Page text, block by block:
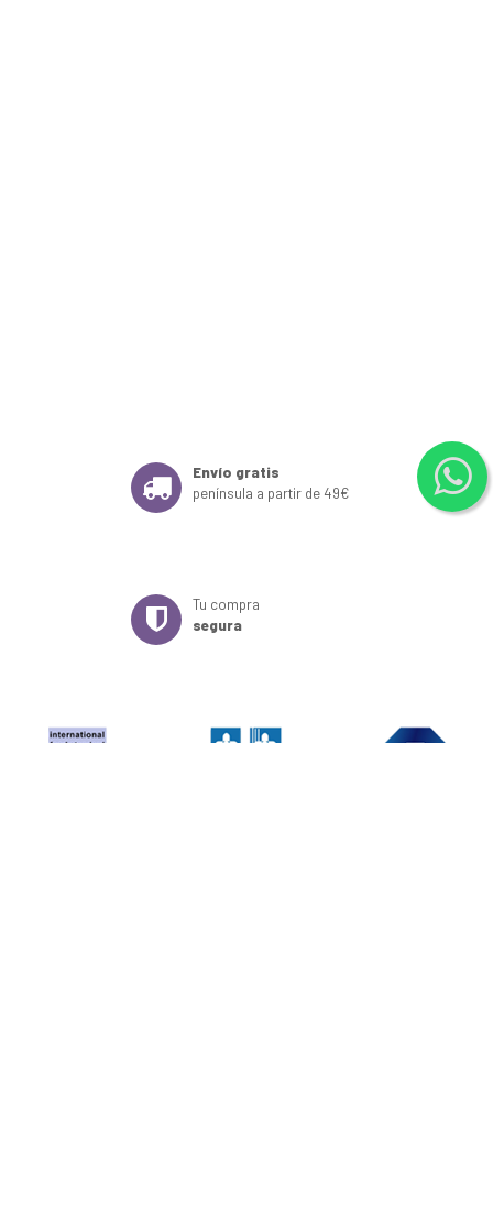
Envío gratis
península a partir de 49€
Tu compra
segura